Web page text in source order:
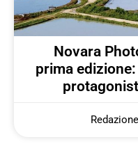
Novara
prima
Redazione